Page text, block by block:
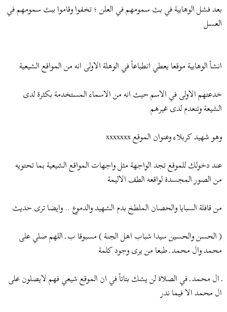
بعد فشل الوهابية في بث سمومهم في العلن ؛ تخفوا وقاموا ببث سمومهم في
العسل
انشأ الوهابية موقعا يعطي انطباعاً في الوهلة الاولى انه من المواقع الشيعية
خدعتهم الاولى في الاسم حيث انه من الاسماء المستخدمة بكثرة لدى
الشيعة وتنعدم لدى غيرهم
وهو شهيد كربلاء وعنوان الموقع xxxxxxx
عند دخولك للموقع تجد الواجهة مثل واجهات المواقع الشيعية بما تحتويه
من الصور المجسدة لواقعه الطف الاليمة
من قافلة السبايا والحصان الملطخ بدم الشهيد والدموع .. وايضا ترى حديث
( الحسن والحسين سيدا شباب اهل الجنة ) مسبوقا ب ـ اللهم صلي على
محمد وال محمد ـ طبعا من يرى وجود كلمة
ـ ال محمد ـ في الصلاة لن يشك بتاتاً في ان الموقع شيعي فهم لايصلون على
ال محمد الا فيما ندر